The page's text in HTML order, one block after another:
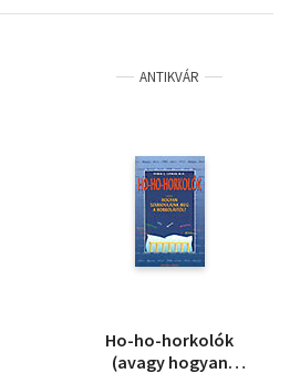
ANTIKVÁR
Ho-ho-horkolók
(avagy hogyan